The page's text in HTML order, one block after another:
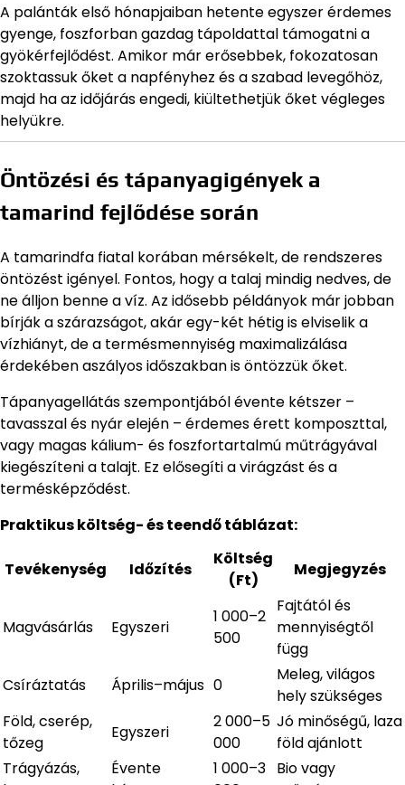
A palánták első hónapjaiban hetente egyszer érdemes
gyenge, foszforban gazdag tápoldattal támogatni a
gyökérfejlődést. Amikor már erősebbek, fokozatosan
szoktassuk őket a napfényhez és a szabad levegőhöz,
majd ha az időjárás engedi, kiültethetjük őket végleges
helyükre.
Öntözési és tápanyagigények a
tamarind fejlődése során
A tamarindfa fiatal korában mérsékelt, de rendszeres
öntözést igényel. Fontos, hogy a talaj mindig nedves, de
ne álljon benne a víz. Az idősebb példányok már jobban
bírják a szárazságot, akár egy-két hétig is elviselik a
vízhiányt, de a termésmennyiség maximalizálása
érdekében aszályos időszakban is öntözzük őket.
Tápanyagellátás szempontjából évente kétszer –
tavasszal és nyár elején – érdemes érett komposzttal,
vagy magas kálium- és foszfortartalmú műtrágyával
kiegészíteni a talajt. Ez elősegíti a virágzást és a
termésképződést.
Praktikus költség- és teendő táblázat:
Tevékenység Időzítés
Költség
(Ft)
Megjegyzés
Magvásárlás Egyszeri
1 000–2
500
Fajtától és
mennyiségtől
függ
Csíráztatás
Április–május 0
Meleg, világos
hely szükséges
Föld, cserép,
tőzeg
Egyszeri
2 000–5
000
Jó minőségű, laza
föld ajánlott
Trágyázás,
Évente
1 000–3 Bio vagy